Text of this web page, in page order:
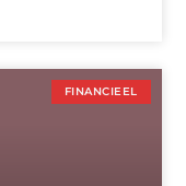
FINANCIEEL